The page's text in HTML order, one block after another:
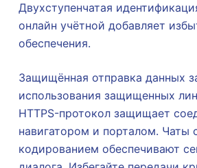
Двухступенчатая
онлайн учётной добавляет
обеспечения.
Защищённая отправка данных
использования защищенных
HTTPS-протокол защищает
навигатором и порталом. Чаты
кодированием обеспечивают